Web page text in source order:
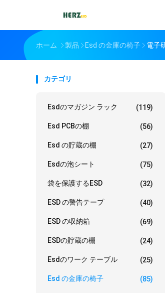
ホーム 製品 Esd の金庫の椅子 電子
カテゴリ
Esdのマガジン ラック (119)
Esd PCBの棚 (56)
Esd の貯蔵の棚 (27)
Esdの泡シート (75)
袋を保護するESD (32)
ESD の警告テープ (40)
ESD の収納箱 (69)
ESDの貯蔵の棚 (24)
Esdのワーク テーブル (25)
Esd の金庫の椅子 (85)